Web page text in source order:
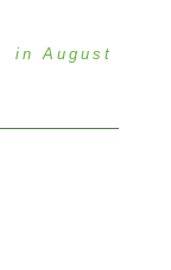
in August